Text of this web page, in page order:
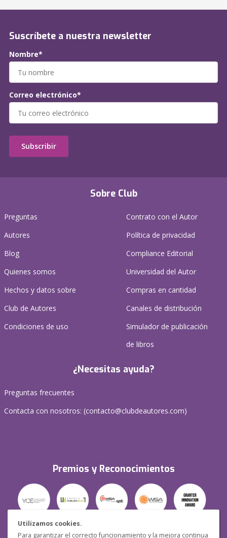
Utilizamos cookies.
Para garantizar el correcto funcionamiento y la mejora continua
Sobre Club
Preguntas
Autores
Blog
Quienes somos
Hechos y datos sobre
Club de Autores
Condiciones de uso
Contrato con el Autor
Política de privacidad
Compliance Editorial
Universidad del Autor
Compras en cantidad
Canales de distribución
Simulador de publicación
de libros
¿Necesitas ayuda?
Preguntas frecuentes
Contacta con nosotros: (contacto@clubdeautores.com)
Premios y Reconocimientos
Suscríbete a nuestra newsletter
Nombre*
Correo electrónico*
Subscribir